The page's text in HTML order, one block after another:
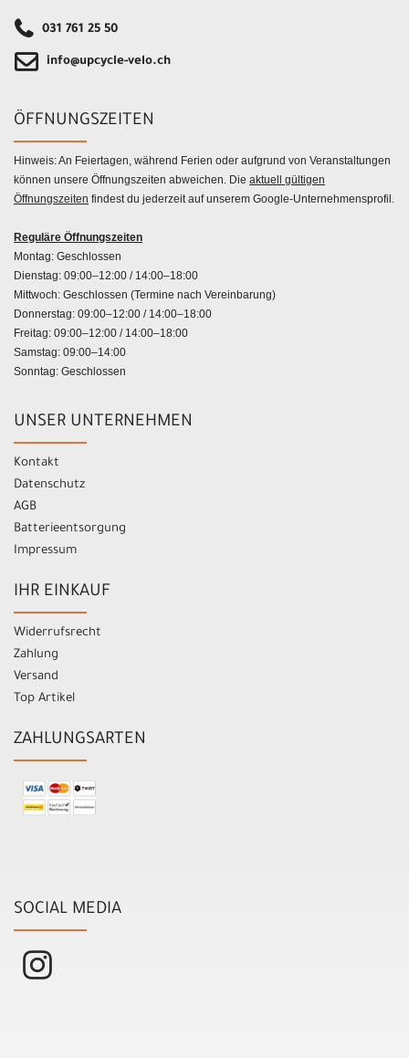
031 761 25 50
info@upcycle-velo.ch
ÖFFNUNGSZEITEN
Hinweis: An Feiertagen, während Ferien oder aufgrund von Veranstaltungen
können unsere Öffnungszeiten abweichen. Die aktuell gültigen
Öffnungszeiten findest du jederzeit auf unserem Google-Unternehmensprofil.
Reguläre Öffnungszeiten
Montag: Geschlossen
Dienstag: 09:00–12:00 / 14:00–18:00
Mittwoch: Geschlossen (Termine nach Vereinbarung)
Donnerstag: 09:00–12:00 / 14:00–18:00
Freitag: 09:00–12:00 / 14:00–18:00
Samstag: 09:00–14:00
Sonntag: Geschlossen
UNSER UNTERNEHMEN
Kontakt
Datenschutz
AGB
Batterieentsorgung
Impressum
IHR EINKAUF
Widerrufsrecht
Zahlung
Versand
Top Artikel
ZAHLUNGSARTEN
SOCIAL MEDIA